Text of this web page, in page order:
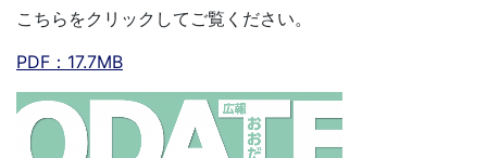
こちらをクリックしてご覧ください。
PDF：17.7MB